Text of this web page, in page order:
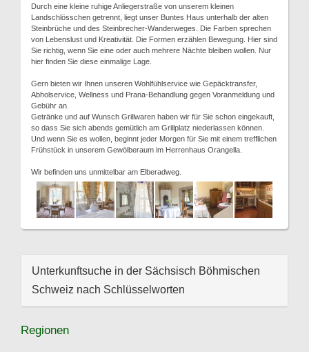
Durch eine kleine ruhige Anliegerstraße von unserem kleinen
Landschlösschen getrennt, liegt unser Buntes Haus unterhalb der alten
Steinbrüche und des Steinbrecher-Wanderweges. Die Farben sprechen
von Lebenslust und Kreativität. Die Formen erzählen Bewegung. Hier sind
Sie richtig, wenn Sie eine oder auch mehrere Nächte bleiben wollen. Nur
hier finden Sie diese einmalige Lage.
Gern bieten wir Ihnen unseren Wohlfühlservice wie Gepäcktransfer,
Abholservice, Wellness und Prana-Behandlung gegen Voranmeldung und
Gebühr an.
Getränke und auf Wunsch Grillwaren haben wir für Sie schon eingekauft,
so dass Sie sich abends gemütlich am Grillplatz niederlassen können.
Und wenn Sie es wollen, beginnt jeder Morgen für Sie mit einem trefflichen
Frühstück in unserem Gewölberaum im Herrenhaus Orangella.
Wir befinden uns unmittelbar am Elberadweg.
Unterkunftsuche in der Sächsisch Böhmischen
Schweiz nach Schlüsselworten
Regionen